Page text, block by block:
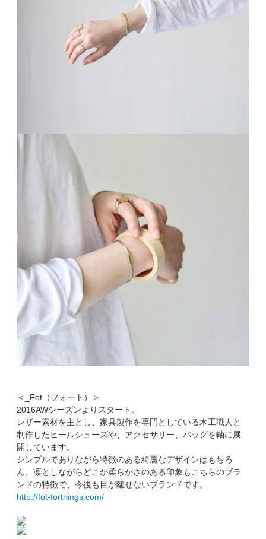
＜_Fot（フォート）＞
2016AWシーズンよりスタート。
レザー素材を主とし、家具製作を専門としている木工職人と
制作したヒールシューズや、アクセサリー、バッグを軸に展
開しています。
シンプルでありながら特徴のある綺麗なデザインはもちろ
ん、凛としながらどこか柔らかさのある印象もこちらのブラ
ンドの特徴で、今後も目が離せないブランドです。
http://fot-forthings.com/